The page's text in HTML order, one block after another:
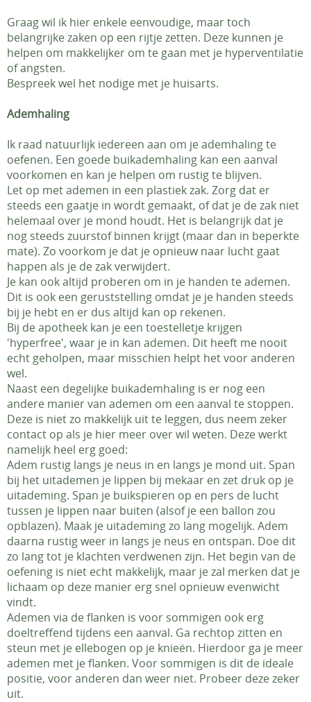
Graag wil ik hier enkele eenvoudige, maar toch
belangrijke zaken op een rijtje zetten. Deze kunnen je
helpen om makkelijker om te gaan met je hyperventilatie
of angsten.
Bespreek wel het nodige met je huisarts.
Ademhaling
Ik raad natuurlijk iedereen aan om je ademhaling te
oefenen. Een goede buikademhaling kan een aanval
voorkomen en kan je helpen om rustig te blijven.
Let op met ademen in een plastiek zak. Zorg dat er
steeds een gaatje in wordt gemaakt, of dat je de zak niet
helemaal over je mond houdt. Het is belangrijk dat je
nog steeds zuurstof binnen krijgt (maar dan in beperkte
mate). Zo voorkom je dat je opnieuw naar lucht gaat
happen als je de zak verwijdert.
Je kan ook altijd proberen om in je handen te ademen.
Dit is ook een geruststelling omdat je je handen steeds
bij je hebt en er dus altijd kan op rekenen.
Bij de apotheek kan je een toestelletje krijgen
'hyperfree', waar je in kan ademen. Dit heeft me nooit
echt geholpen, maar misschien helpt het voor anderen
wel.
Naast een degelijke buikademhaling is er nog een
andere manier van ademen om een aanval te stoppen.
Deze is niet zo makkelijk uit te leggen, dus neem zeker
contact op als je hier meer over wil weten. Deze werkt
namelijk heel erg goed:
Adem rustig langs je neus in en langs je mond uit. Span
bij het uitademen je lippen bij mekaar en zet druk op je
uitademing. Span je buikspieren op en pers de lucht
tussen je lippen naar buiten (alsof je een ballon zou
opblazen). Maak je uitademing zo lang mogelijk. Adem
daarna rustig weer in langs je neus en ontspan. Doe dit
zo lang tot je klachten verdwenen zijn. Het begin van de
oefening is niet echt makkelijk, maar je zal merken dat je
lichaam op deze manier erg snel opnieuw evenwicht
vindt.
Ademen via de flanken is voor sommigen ook erg
doeltreffend tijdens een aanval. Ga rechtop zitten en
steun met je ellebogen op je knieën. Hierdoor ga je meer
ademen met je flanken. Voor sommigen is dit de ideale
positie, voor anderen dan weer niet. Probeer deze zeker
uit.